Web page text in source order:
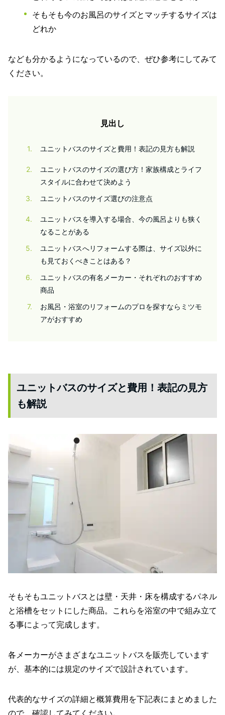
そもそも今のお風呂のサイズとマッチするサイズは
どれか
なども分かるようになっているので、ぜひ参考にしてみて
ください。
見出し
1 ユニットバスのサイズと費用！表記の見方も解説
2
ユニットバスのサイズの選び方！家族構成とライフ
スタイルに合わせて決めよう
3
ユニットバスのサイズ選びの注意点
4
ユニットバスを導入する場合、今の風呂よりも狭く
なることがある
5
ユニットバスへリフォームする際は、サイズ以外に
も見ておくべきことはある？
6
ユニットバスの有名メーカー・それぞれのおすすめ
商品
7
お風呂・浴室のリフォームのプロを探すならミツモ
アがおすすめ
ユニットバスのサイズと費用！表記の見方
も解説
そもそもユニットバスとは壁・天井・床を構成するパネル
と浴槽をセットにした商品。これらを浴室の中で組み立て
る事によって完成します。
各メーカーがさまざまなユニットバスを販売しています
が、基本的には規定のサイズで設計されています。
代表的なサイズの詳細と概算費用を下記表にまとめました
ので、確認してみてください。